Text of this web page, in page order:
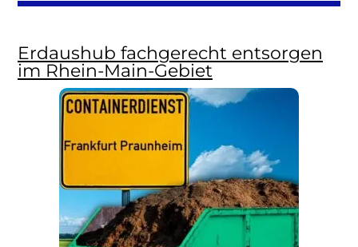
Erdaushub fachgerecht entsorgen
im Rhein-Main-Gebiet